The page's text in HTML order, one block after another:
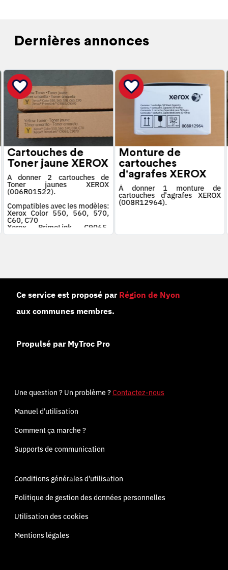
Dernières annonces
Cartouches de
Toner jaune XEROX
À donner 2 cartouches de
Toner jaunes XEROX
(006R01522).
Compatibles avec les modèles:
Xerox Color 550, 560, 570,
C60, C70
Xerox PrimeLink C9065,
C9070
Monture de
cartouches
d'agrafes XEROX
À donner 1 monture de
cartouches d'agrafes XEROX
(008R12964).
Ce service est proposé par Région de Nyon
aux communes membres.
Propulsé par MyTroc Pro
Une question ? Un problème ?Contactez-nous
Manuel d'utilisation
Comment ça marche ?
Supports de communication
Conditions générales d'utilisation
Politique de gestion des données personnelles
Utilisation des cookies
Mentions légales